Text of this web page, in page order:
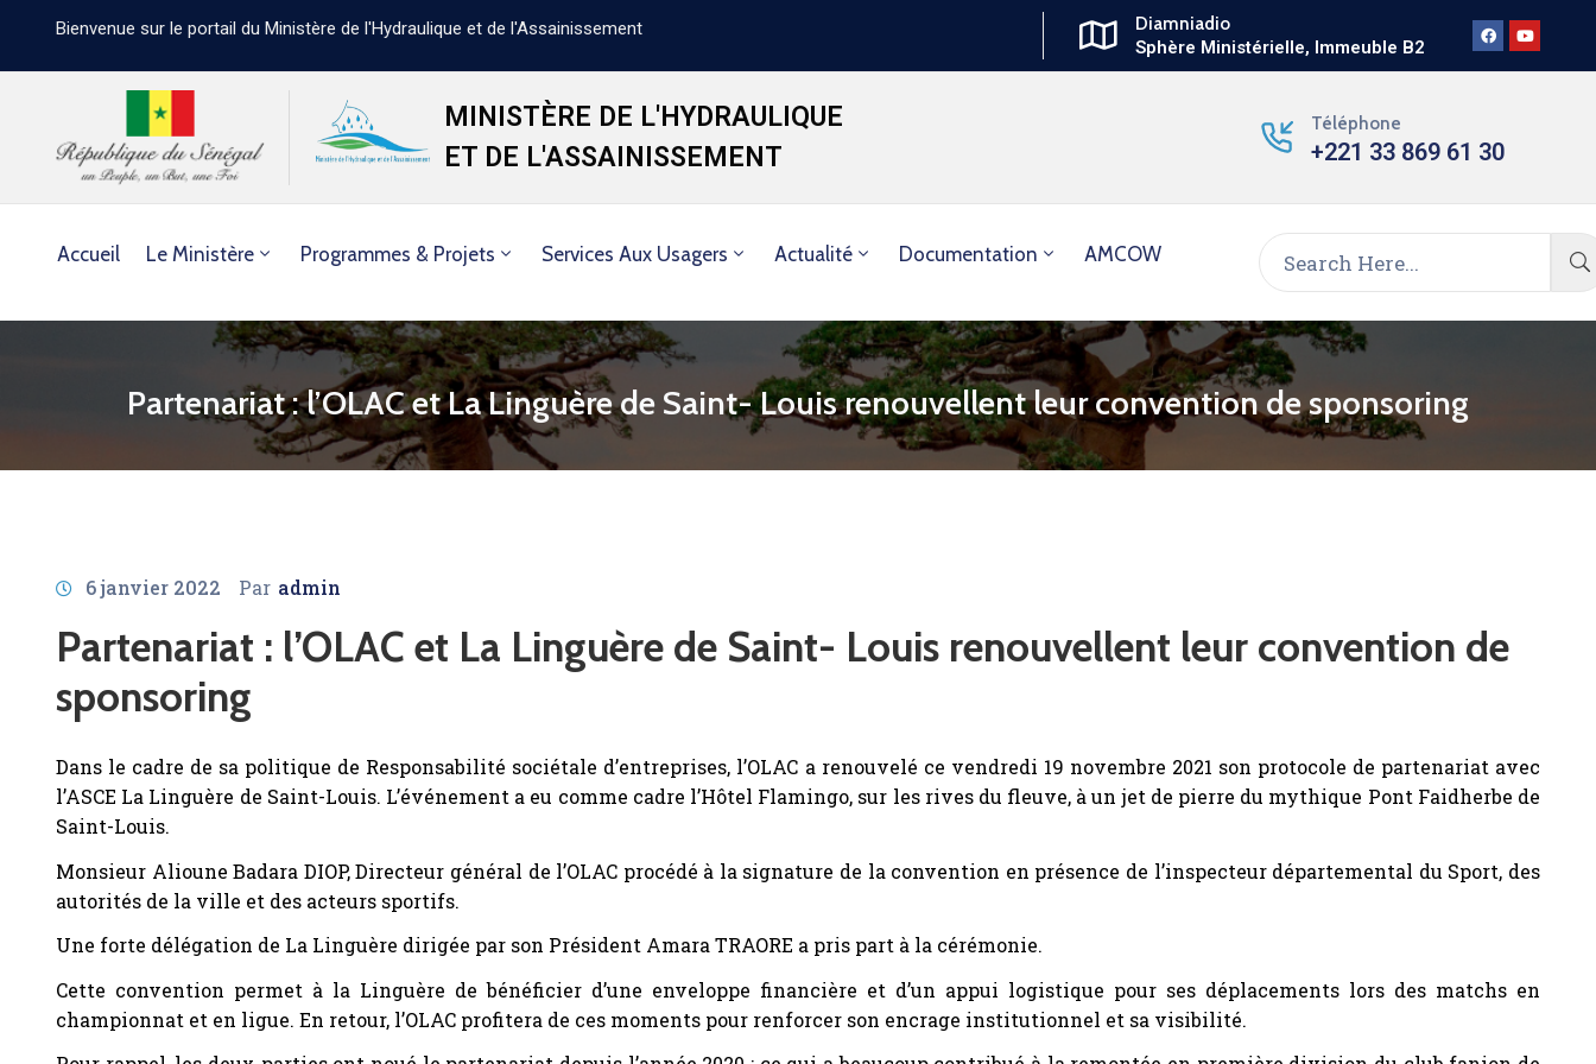
Bienvenue sur le portail du Ministère de l'Hydraulique et de l'Assainissement
Diamniadio
Sphère Ministérielle, Immeuble B2
MINISTÈRE DE L'HYDRAULIQUE
ET DE L'ASSAINISSEMENT
Téléphone
+221 33 869 61 30
Accueil Le Ministère Programmes & Projets Services Aux Usagers Actualité Documentation AMCOW
Partenariat : l’OLAC et La Linguère de Saint- Louis renouvellent leur convention de sponsoring
6 janvier 2022 Par admin
Partenariat : l’OLAC et La Linguère de Saint- Louis renouvellent leur convention de
sponsoring
Dans le cadre de sa politique de Responsabilité sociétale d’entreprises, l’OLAC a renouvelé ce vendredi 19 novembre 2021 son protocole de partenariat avec
l’ASCE La Linguère de Saint-Louis. L’événement a eu comme cadre l’Hôtel Flamingo, sur les rives du fleuve, à un jet de pierre du mythique Pont Faidherbe de
Saint-Louis.
Monsieur Alioune Badara DIOP, Directeur général de l’OLAC procédé à la signature de la convention en présence de l’inspecteur départemental du Sport, des
autorités de la ville et des acteurs sportifs.
Une forte délégation de La Linguère dirigée par son Président Amara TRAORE a pris part à la cérémonie.
Cette convention permet à la Linguère de bénéficier d’une enveloppe financière et d’un appui logistique pour ses déplacements lors des matchs en
championnat et en ligue. En retour, l’OLAC profitera de ces moments pour renforcer son encrage institutionnel et sa visibilité.